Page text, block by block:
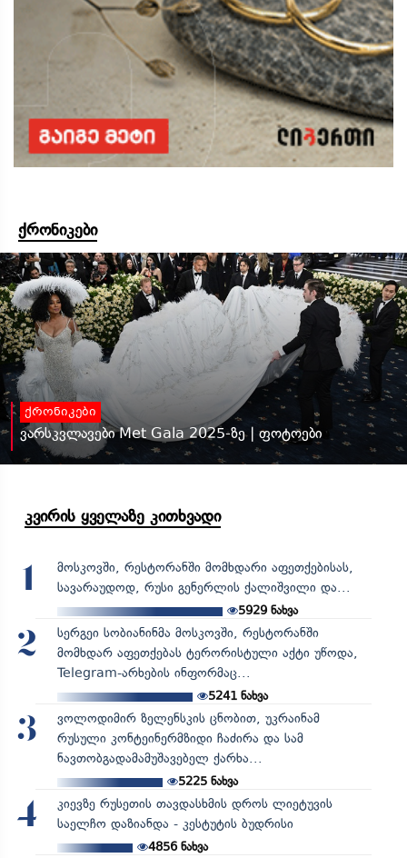
ქრონიკები
ქრონიკები
ვარსკვლავები Met Gala 2025-ზე | ფოტოები
კვირის ყველაზე კითხვადი
1
მოსკოვში, რესტორანში მომხდარი აფეთქებისას,
სავარაუდოდ, რუსი გენერლის ქალიშვილი და...
5929 ნახვა
2
სერგეი სობიანინმა მოსკოვში, რესტორანში
მომხდარ აფეთქებას ტერორისტული აქტი უწოდა,
Telegram-არხების ინფორმაც...
5241ნახვა
3
ვოლოდიმირ ზელენსკის ცნობით, უკრაინამ
რუსული კონტეინერმზიდი ჩაძირა და სამ
ნავთობგადამამუშავებელ ქარხა...
5225ნახვა
4
კიევზე რუსეთის თავდასხმის დროს ლიეტუვის
საელჩო დაზიანდა - კესტუტის ბუდრისი
4856ნახვა